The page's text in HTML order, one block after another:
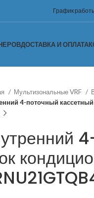
График
ДОСТАВКА И ОПЛАТА
Мультизональные VRF
4-поточный